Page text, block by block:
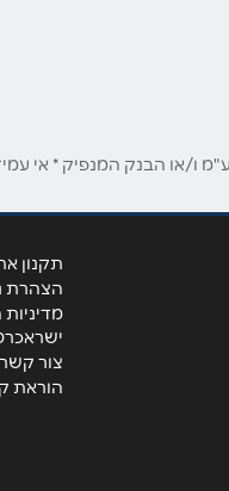
או הבנק המנפיק * אי
תקנון
הצהרת
צור קשר
הוראת